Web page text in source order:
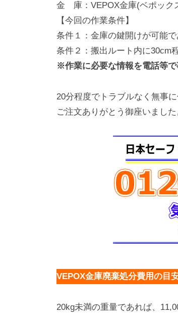
等
の
専
門
店
金 庫：VEPOX金庫(ベポック
【今回の作業条件】
条件１：金庫の鍵開けが可能
条件２：搬出ルート内に30cm
※作業に必要な情報を電話等で
20分程度でトラブルなく無事に
ご注文ありがとう御座いました
VEPOX金庫廃棄処分費用の目
20kg未満の重量であれば、